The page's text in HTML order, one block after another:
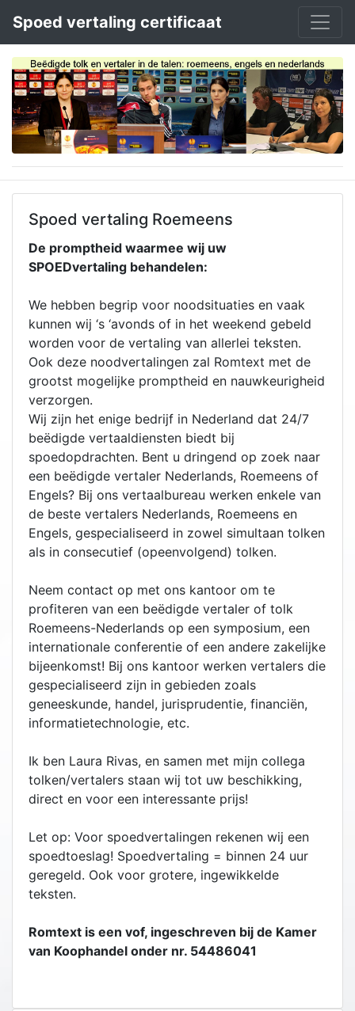
Spoed vertaling certificaat
Spoed vertaling Roemeens
De promptheid waarmee wij uw
SPOEDvertaling behandelen:
We hebben begrip voor noodsituaties en vaak
kunnen wij ‘s ‘avonds of in het weekend gebeld
worden voor de vertaling van allerlei teksten.
Ook deze noodvertalingen zal Romtext met de
grootst mogelijke promptheid en nauwkeurigheid
verzorgen.
Wij zijn het enige bedrijf in Nederland dat 24/7
beëdigde vertaaldiensten biedt bij
spoedopdrachten. Bent u dringend op zoek naar
een beëdigde vertaler Nederlands, Roemeens of
Engels? Bij ons vertaalbureau werken enkele van
de beste vertalers Nederlands, Roemeens en
Engels, gespecialiseerd in zowel simultaan tolken
als in consecutief (opeenvolgend) tolken.
Neem contact op met ons kantoor om te
profiteren van een beëdigde vertaler of tolk
Roemeens-Nederlands op een symposium, een
internationale conferentie of een andere zakelijke
bijeenkomst! Bij ons kantoor werken vertalers die
gespecialiseerd zijn in gebieden zoals
geneeskunde, handel, jurisprudentie, financiën,
informatietechnologie, etc.
Ik ben Laura Rivas, en samen met mijn collega
tolken/vertalers staan wij tot uw beschikking,
direct en voor een interessante prijs!
Let op: Voor spoedvertalingen rekenen wij een
spoedtoeslag! Spoedvertaling = binnen 24 uur
geregeld. Ook voor grotere, ingewikkelde
teksten.
Romtext is een vof, ingeschreven bij de Kamer
van Koophandel onder nr. 54486041